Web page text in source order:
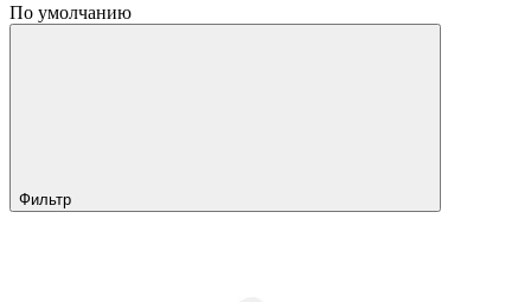
По умолчанию
Фильтр